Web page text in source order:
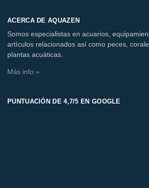
ACERCA DE AQUAZEN
Somos especialistas en acuarios,
artículos relacionados así como peces,
plantas acuáticas.
Más info »
PUNTUACIÓN DE 4,7/5 EN GOOGLE